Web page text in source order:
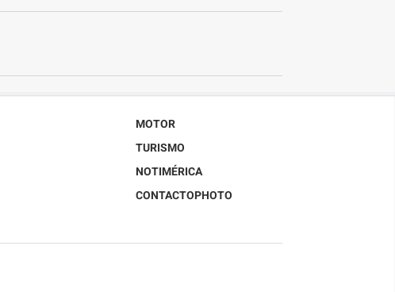
MOTOR
TURISMO
NOTIMÉRICA
CONTACTOPHOTO